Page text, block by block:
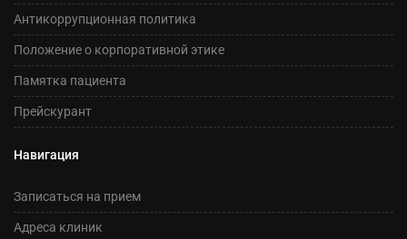
Антикоррупционная политика
Положение о корпоративной этике
Памятка пациента
Прейскурант
Навигация
Записаться на прием
Адреса клиник